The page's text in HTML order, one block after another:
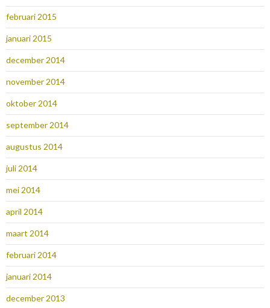
februari 2015
januari 2015
december 2014
november 2014
oktober 2014
september 2014
augustus 2014
juli 2014
mei 2014
april 2014
maart 2014
februari 2014
januari 2014
december 2013